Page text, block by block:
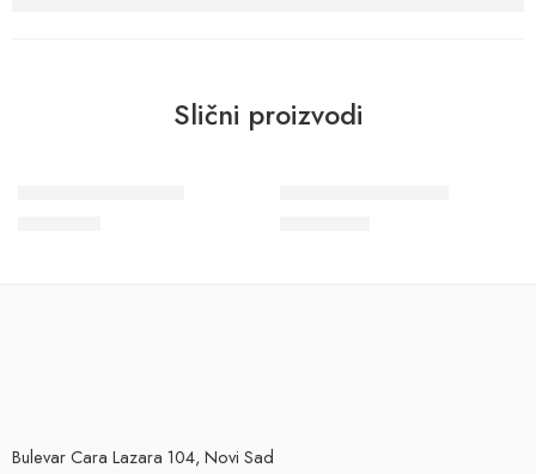
Slični proizvodi
Bulevar Cara Lazara 104, Novi Sad